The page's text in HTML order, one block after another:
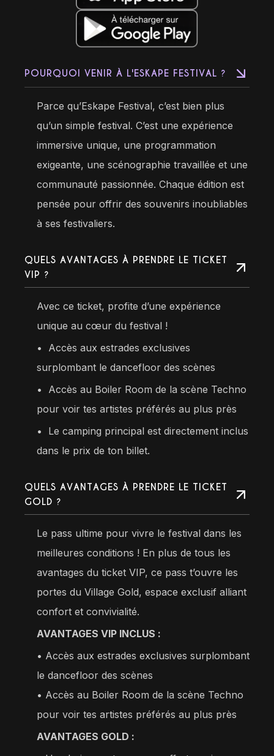
POURQUOI VENIR À L'ESKAPE FESTIVAL ?
Parce qu’Eskape Festival, c’est bien plus
qu’un simple festival. C’est une expérience
immersive unique, une programmation
exigeante, une scénographie travaillée et une
communauté passionnée. Chaque édition est
pensée pour offrir des souvenirs inoubliables
à ses festivaliers.
QUELS AVANTAGES À PRENDRE LE TICKET
VIP ?
Avec ce ticket, profite d’une expérience
unique au cœur du festival !
• Accès aux estrades exclusives
surplombant le dancefloor des scènes
•⁠ ⁠Accès au Boiler Room de la scène Techno
pour voir tes artistes préférés au plus près
•⁠
Le camping principal est directement inclus
dans le prix de ton billet.
QUELS AVANTAGES À PRENDRE LE TICKET
GOLD ?
Le pass ultime pour vivre le festival dans les
meilleures conditions ! En plus de tous les
avantages du ticket VIP, ce pass t’ouvre les
portes du Village Gold, espace exclusif alliant
confort et convivialité.
AVANTAGES VIP INCLUS :
• Accès aux estrades exclusives surplombant
le dancefloor des scènes
•⁠ ⁠Accès au Boiler Room de la scène Techno
pour voir tes artistes préférés au plus près
AVANTAGES GOLD :